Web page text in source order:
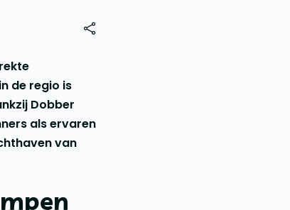
de regio is
Dobber
als ervaren
van